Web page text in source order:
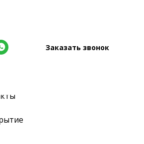
Заказать звонок